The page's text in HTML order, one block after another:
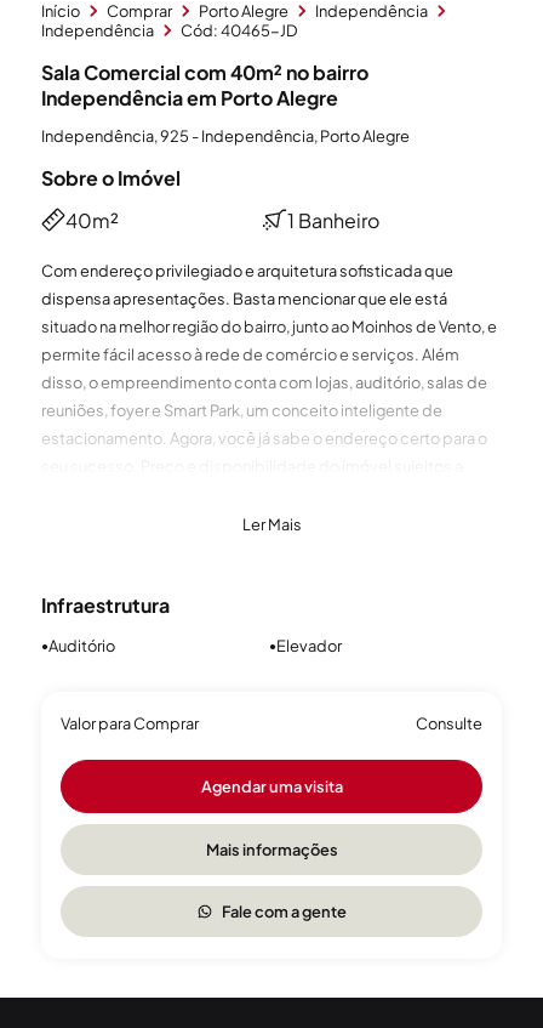
Início Comprar Porto Alegre
Independência
Independência
Cód: 40465-JD
Sala Comercial com 40m² no bairro
Independência em Porto Alegre
Independência, 925 - Independência, Porto Alegre
Sobre o Imóvel
40m²
1 Banheiro
Com endereço privilegiado e arquitetura sofisticada que
dispensa apresentações. Basta mencionar que ele está
situado na melhor região do bairro, junto ao Moinhos de Vento, e
permite fácil acesso à rede de comércio e serviços. Além
disso, o empreendimento conta com lojas, auditório, salas de
reuniões, foyer e Smart Park, um conceito inteligente de
estacionamento. Agora, você já sabe o endereço certo para o
Ler Mais
Infraestrutura
●Auditório ●Elevador
Valor para Comprar Consulte
Agendar uma visita
Mais informações
Fale com a gente